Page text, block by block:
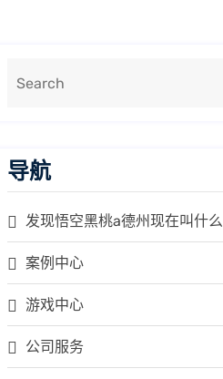
导航
发现悟空黑桃a德州现在叫什么
案例中心
游戏中心
公司服务